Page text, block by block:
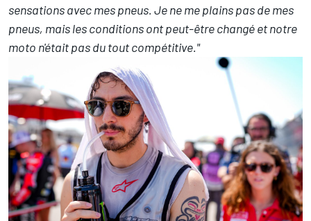
sensations avec mes pneus. Je ne me plains pas de mes
pneus, mais les conditions ont peut-être changé et notre
moto n'était pas du tout compétitive."